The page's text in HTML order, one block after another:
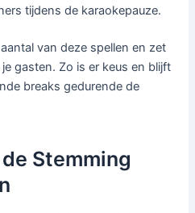
tijdens de karaokepauze.
van deze spellen en zet
gasten. Zo is er keus en blijft
breaks gedurende de
Stemming